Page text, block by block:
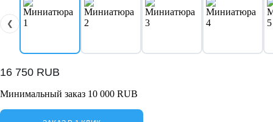
❮
16 750 RUB
Минимальный заказ 10 000 RUB